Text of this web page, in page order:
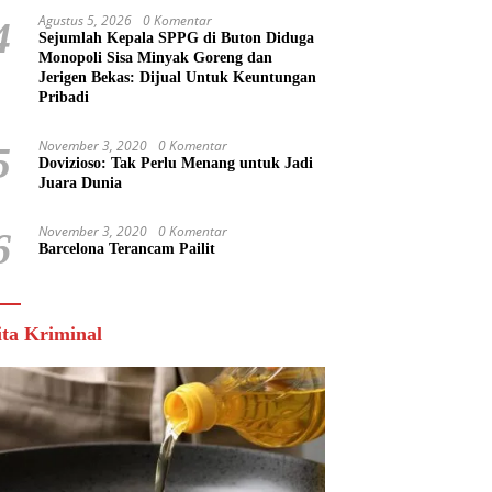
Agustus 5, 2026 0 Komentar
Sejumlah Kepala SPPG di Buton Diduga
Monopoli Sisa Minyak Goreng dan
Jerigen Bekas: Dijual Untuk Keuntungan
Pribadi
November 3, 2020 0 Komentar
Dovizioso: Tak Perlu Menang untuk Jadi
Juara Dunia
November 3, 2020 0 Komentar
Barcelona Terancam Pailit
Kriminal